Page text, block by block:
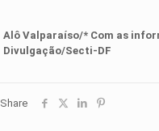
Alô Valparaíso/* Com as
Divulgação/Secti-DF
Share